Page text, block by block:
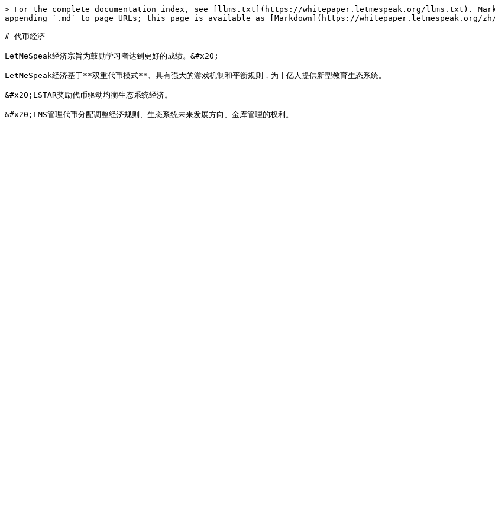
> For the complete documentation index, see [llms.txt](https://whitepaper.letmespeak.org/llms.txt).
appending `.md` to page URLs; this page is available as [Markdown](https://
# 代币经济
LetMeSpeak经济宗旨为鼓励学习者达到更好的成绩。&#x20;
LetMeSpeak经济基于**双重代币模式**、具有强大的游戏机制和平衡规则，为十亿人提供新型教育生态系统。
&#x20;LSTAR奖励代币驱动均衡生态系统经济。